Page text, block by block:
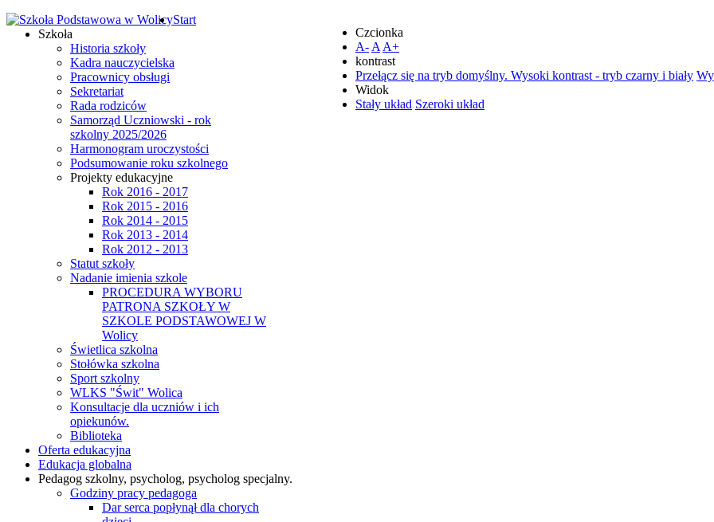
Czcionka
A- A A+
kontrast
Przełącz się na tryb domyślny. Wysoki kontrast - tryb czarny i biały
Widok
Stały układ Szeroki układ
Start
Szkoła
Historia szkoły
Kadra nauczycielska
Pracownicy obsługi
Sekretariat
Rada rodziców
Samorząd Uczniowski - rok
szkolny 2025/2026
Harmonogram uroczystości
Podsumowanie roku szkolnego
Projekty edukacyjne
Rok 2016 - 2017
Rok 2015 - 2016
Rok 2014 - 2015
Rok 2013 - 2014
Rok 2012 - 2013
Statut szkoły
Nadanie imienia szkole
PROCEDURA WYBORU
PATRONA SZKOŁY W
SZKOLE PODSTAWOWEJ W
Wolicy
Świetlica szkolna
Stołówka szkolna
Sport szkolny
WLKS "Świt" Wolica
Konsultacje dla uczniów i ich
opiekunów.
Biblioteka
Oferta edukacyjna
Edukacja globalna
Pedagog szkolny, psycholog, psycholog specjalny.
Godziny pracy pedagoga
Dar serca popłynął dla chorych